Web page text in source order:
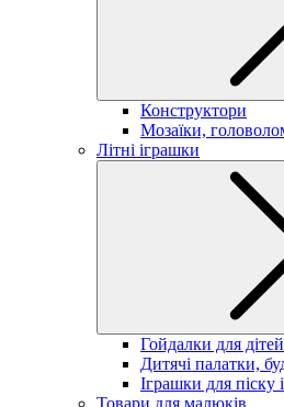
Конструктори
Мозаїки,
Літні іграшки
Гойдалки для дітей
Дитячі палатки,
Іграшки для піску
Товари для малюків